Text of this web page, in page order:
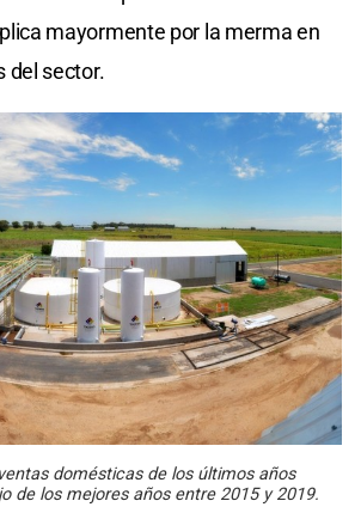
mayormente por la merma en
del sector.
domésticas de los últimos años
de los mejores años entre 2015 y 2019.